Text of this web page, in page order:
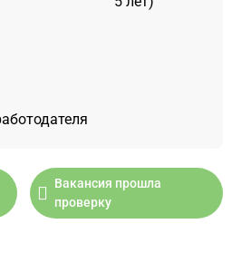
Вакансия прошла
проверку